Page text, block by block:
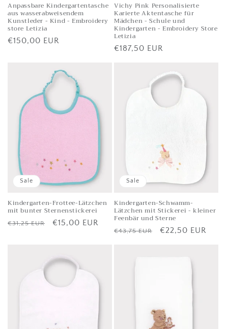
Anpassbare Kindergartentasche
aus wasserabweisendem
Kunstleder - Kind - Embroidery
store Letizia
Listenpreis
€150,00 EUR
Vichy Pink Personalisierte
Karierte Aktentasche für
Mädchen - Schule und
Kindergarten - Embroidery Store
Letizia
Listenpreis
€187,50 EUR
Sale
Kindergarten-Frottee-Lätzchen
mit bunter Sternenstickerei
Listenpreis
€31,25 EUR Verkaufspreis
€15,00 EUR
Sale
Kindergarten-Schwamm-
Lätzchen mit Stickerei - kleiner
Feenbär und Sterne
Listenpreis
€43,75 EUR Verkaufspreis
€22,50 EUR